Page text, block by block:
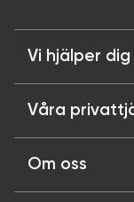
Vi hjälper dig
Våra
Om oss